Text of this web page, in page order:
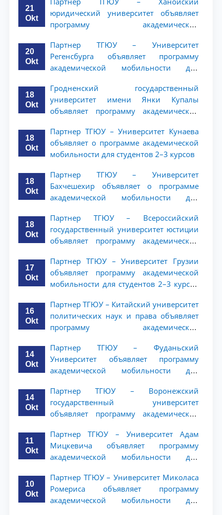
ТГЮУ
21
Okt
юридический университет объявляет
программу академической
20
Okt
Партнер ТГЮУ – Университет
Регенсбурга объявляет программу
академической мобильности для
18
Okt
Гродненский государственный
университет имени Янки Купалы
объявляет программу академической
ТГЮУ
18
Okt
Партнер ТГЮУ – Университет Кунаева
объявляет о программе академической
мобильности для студентов 2–3 курсов
18
Okt
Партнер ТГЮУ – Университет
Бахчешехир объявляет о программе
академической мобильности для
18
Okt
Партнер ТГЮУ – Всероссийский
государственный университет юстиции
объявляет программу академической
ТГЮУ
17
Okt
Партнер ТГЮУ – Университет Грузии
объявляет программу академической
мобильности для студентов 2–3 курсов
16
Okt
Партнер ТГЮУ – Китайский университет
политических наук и права объявляет
программу академической
ТГЮУ
14
Okt
Партнер ТГЮУ – Фуданьский
Университет объявляет программу
академической мобильности для
14
Okt
Партнер ТГЮУ – Воронежский
государственный университет
объявляет программу академической
ТГЮУ
11
Okt
Партнер ТГЮУ – Университет Адам
Мицкевича объявляет программу
академической мобильности для
10
Okt
Партнер ТГЮУ – Университет Миколаса
Ромериса объявляет программу
академической мобильности для